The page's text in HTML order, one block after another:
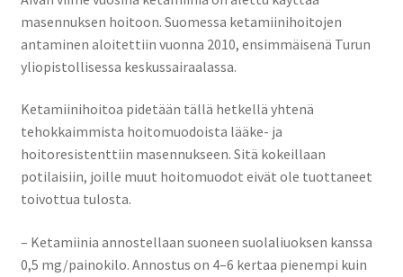
masennuksen hoitoon. Suomessa ketamiinihoitojen
antaminen aloitettiin vuonna 2010, ensimmäisenä Turun
yliopistollisessa keskussairaalassa.
Ketamiinihoitoa pidetään tällä hetkellä yhtenä
tehokkaimmista hoitomuodoista lääke- ja
hoitoresistenttiin masennukseen. Sitä kokeillaan
potilaisiin, joille muut hoitomuodot eivät ole tuottaneet
toivottua tulosta.
– Ketamiinia annostellaan suoneen suolaliuoksen kanssa
0,5 mg/painokilo. Annostus on 4–6 kertaa pienempi kuin